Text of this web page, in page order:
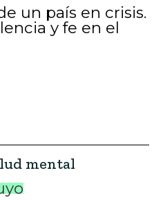
un país en crisis.
y fe en el
mental